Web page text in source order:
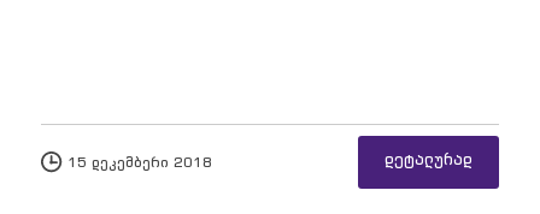
15 დეკემბერი 2018 დეტალურად